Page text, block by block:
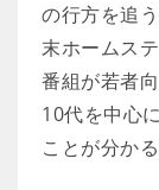
の行方を追
末ホームス
番組が若者
10代を中心
ことが分か